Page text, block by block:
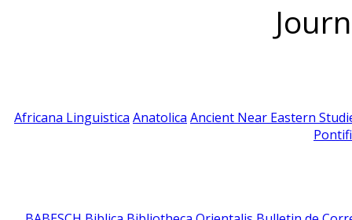
Africana Linguistica Anatolica Ancient Near Eastern